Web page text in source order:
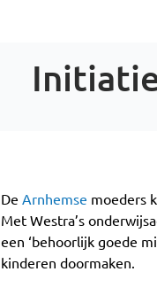
De Arnhemse moeders
Met Westra’s
een ‘behoorlijk goede
kinderen doormaken.